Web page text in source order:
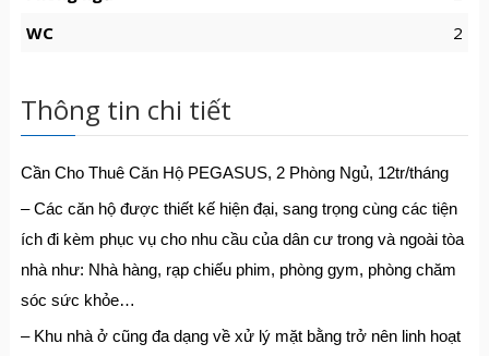
WC
2
Thông tin chi tiết
Cần Cho Thuê Căn Hộ PEGASUS, 2 Phòng Ngủ, 12tr/tháng
– Các căn hộ được thiết kế hiện đại, sang trọng cùng các tiện
ích đi kèm phục vụ cho nhu cầu của dân cư trong và ngoài tòa
nhà như: Nhà hàng, rạp chiếu phim, phòng gym, phòng chăm
sóc sức khỏe…
– Khu nhà ở cũng đa dạng về xử lý mặt bằng trở nên linh hoạt